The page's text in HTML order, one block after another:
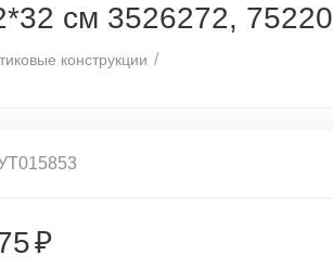
см 3526272, 75220
конструкции /
₽